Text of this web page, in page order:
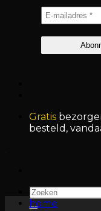
Gratis
besteld,
Zoeken
naar:
home